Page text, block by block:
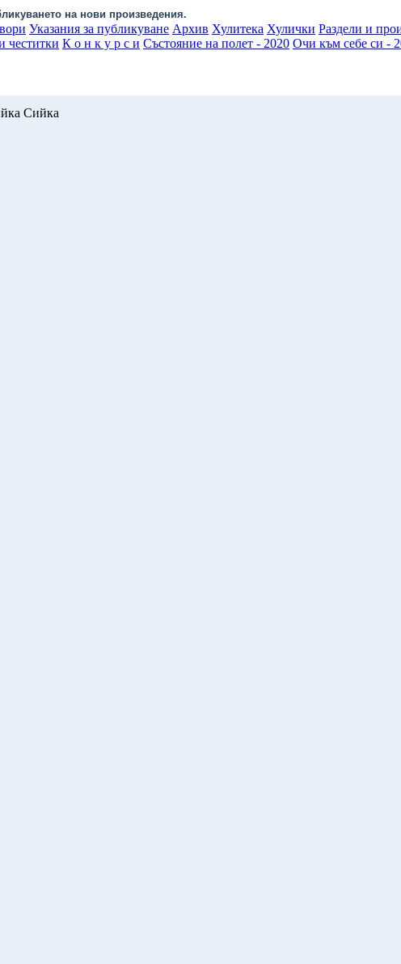
на нови произведения.
Указания за публикуване Архив Хулитека Хулички Раздели и
честитки К о н к у р с и Състояние на полет - 2020 Очи към себе си -
Сийка